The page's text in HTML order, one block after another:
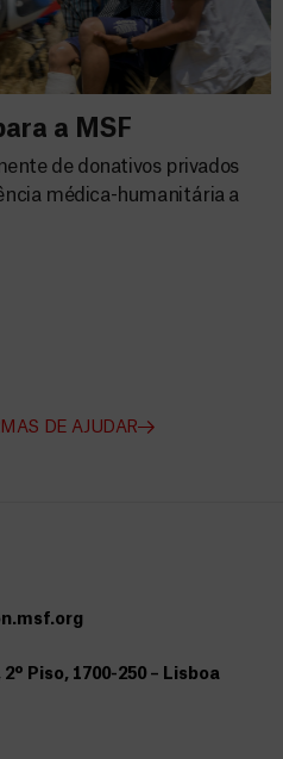
para a MSF
a MSF
de donativos privados
médica-humanitária a
DE AJUDAR
Piso, 1700-250 – Lisboa